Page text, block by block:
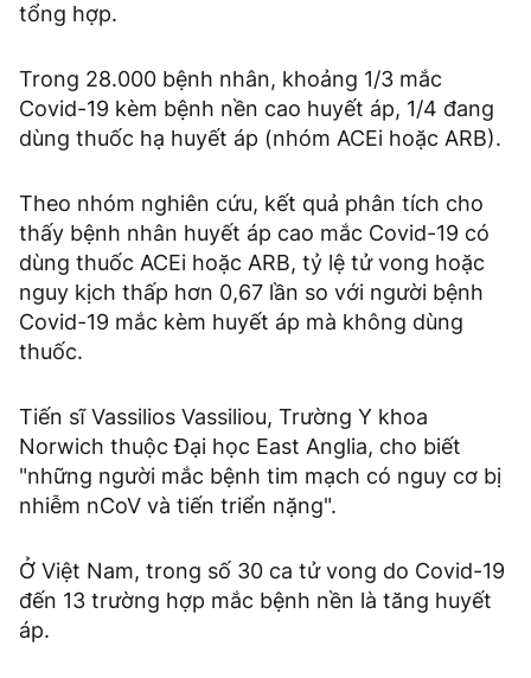
tổng hợp.
Trong 28.000 bệnh nhân, khoảng 1/3 mắc
Covid-19 kèm bệnh nền cao huyết áp, 1/4 đang
dùng thuốc hạ huyết áp (nhóm ACEi hoặc ARB).
Theo nhóm nghiên cứu, kết quả phân tích cho
thấy bệnh nhân huyết áp cao mắc Covid-19 có
dùng thuốc ACEi hoặc ARB, tỷ lệ tử vong hoặc
nguy kịch thấp hơn 0,67 lần so với người bệnh
Covid-19 mắc kèm huyết áp mà không dùng
thuốc.
Tiến sĩ Vassilios Vassiliou, Trường Y khoa
Norwich thuộc Đại học East Anglia, cho biết
"những người mắc bệnh tim mạch có nguy cơ bị
nhiễm nCoV và tiến triển nặng".
Ở Việt Nam, trong số 30 ca tử vong do Covid-19
đến 13 trường hợp mắc bệnh nền là tăng huyết
áp.